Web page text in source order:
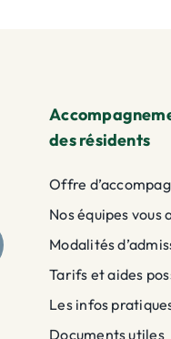
des résidents
Offre
Nos équipes
Modalités
Tarifs et aides
Les infos
Documents utiles